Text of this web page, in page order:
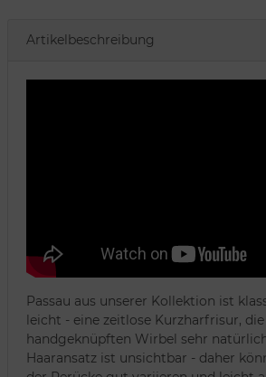
Artikelbeschreibung
Passau aus unserer Kollektion ist
leicht - eine zeitlose Kurzharfrisur,
handgeknüpften Wirbel sehr
Haaransatz ist unsichtbar - daher